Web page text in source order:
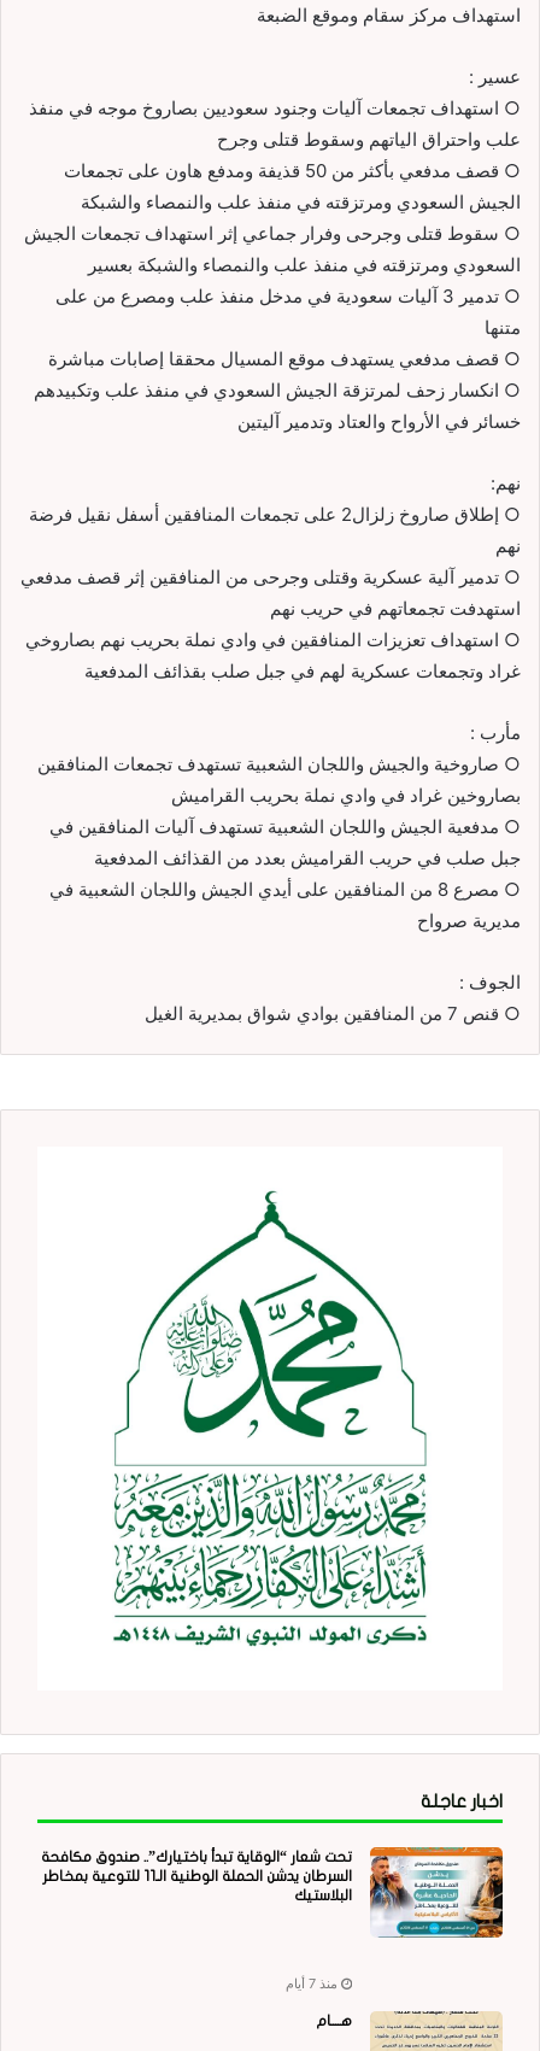
استهداف مركز سقام وموقع الضبعة
عسير :
○ استهداف تجمعات آليات وجنود سعوديين بصاروخ موجه في منفذ
علب واحتراق الياتهم وسقوط قتلى وجرح
○ قصف مدفعي بأكثر من 50 قذيفة ومدفع هاون على تجمعات
الجيش السعودي ومرتزقته في منفذ علب والنمصاء والشبكة
○ سقوط قتلى وجرحى وفرار جماعي إثر استهداف تجمعات الجيش
السعودي ومرتزقته في منفذ علب والنمصاء والشبكة بعسير
○ تدمير 3 آليات سعودية في مدخل منفذ علب ومصرع من على
متنها
○ قصف مدفعي يستهدف موقع المسيال محققا إصابات مباشرة
○ انكسار زحف لمرتزقة الجيش السعودي في منفذ علب وتكبيدهم
خسائر في الأرواح والعتاد وتدمير آليتين
نهم:
○ إطلاق صاروخ زلزال2 على تجمعات المنافقين أسفل نقيل فرضة
نهم
○ تدمير آلية عسكرية وقتلى وجرحى من المنافقين إثر قصف مدفعي
استهدفت تجمعاتهم في حريب نهم
○ استهداف تعزيزات المنافقين في وادي نملة بحريب نهم بصاروخي
غراد وتجمعات عسكرية لهم في جبل صلب بقذائف المدفعية
مأرب :
○ صاروخية والجيش واللجان الشعبية تستهدف تجمعات المنافقين
بصاروخين غراد في وادي نملة بحريب القراميش
○ مدفعية الجيش واللجان الشعبية تستهدف آليات المنافقين في
جبل صلب في حريب القراميش بعدد من القذائف المدفعية
○ مصرع 8 من المنافقين على أيدي الجيش واللجان الشعبية في
مديرية صرواح
الجوف :
○ قنص 7 من المنافقين بوادي شواق بمديرية الغيل
اخبار عاجلة
تحت شعار “الوقاية تبدأ باختيارك”.. صندوق مكافحة
السرطان يدشن الحملة الوطنية الـ11 للتوعية بمخاطر
البلاستيك
منذ 7 أيام
هــــام